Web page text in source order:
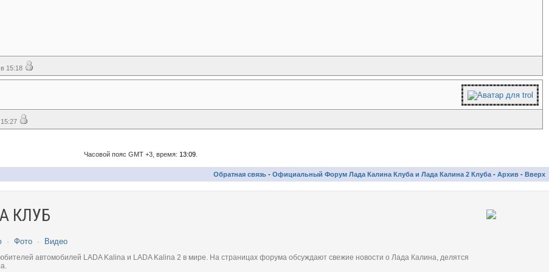
15:18
Часовой пояс GMT +3, время: 13:09.
Обратная связь - Официальный Форум Лада Калина Клуба и Лада Калина 2 Клуба - Архив - Вверх
КЛУБ
· Фото · Видео
автомобилей LADA Kalina и LADA Kalina 2 в мире. На страницах форума обсуждают свежие новости о Лада Калина, делятся